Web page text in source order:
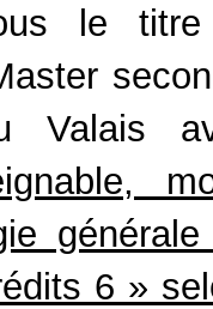
le
6 »